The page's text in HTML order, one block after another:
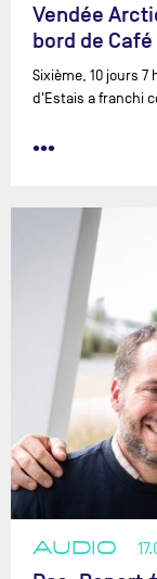
Vendée
bord de
Sixième, 10 jours
d'Estais a franchi
•••
AUDIO